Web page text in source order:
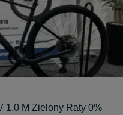
1.0 M Zielony Raty 0%